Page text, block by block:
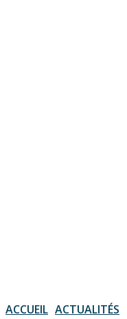
ACCUEIL ACTUALITÉS